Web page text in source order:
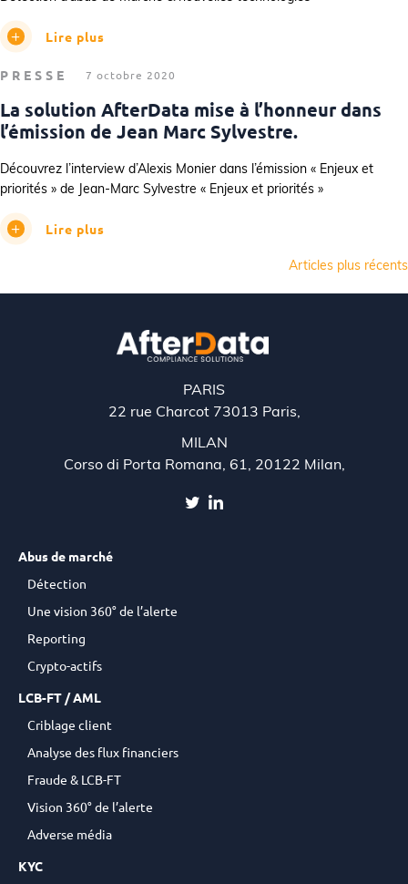
Lire plus
PRESSE 7 octobre 2020
La solution AfterData mise à l’honneur dans
l’émission de Jean Marc Sylvestre.
Découvrez l’interview d’Alexis Monier dans l’émission « Enjeux et
priorités » de Jean-Marc Sylvestre « Enjeux et priorités »
Lire plus
des
Articles plus récents
PARIS
22 rue Charcot 73013 Paris,
MILAN
Corso di Porta Romana, 61, 20122 Milan,
Abus de marché
Détection
Une vision 360° de l’alerte
Reporting
Crypto-actifs
LCB-FT / AML
Criblage client
Analyse des flux financiers
Fraude & LCB-FT
Vision 360° de l’alerte
Adverse média
KYC